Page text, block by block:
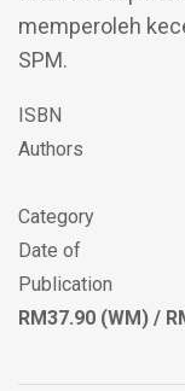
memperoleh
SPM.
ISBN
Authors
Category
Date of
Publication
RM37.90 (WM) /